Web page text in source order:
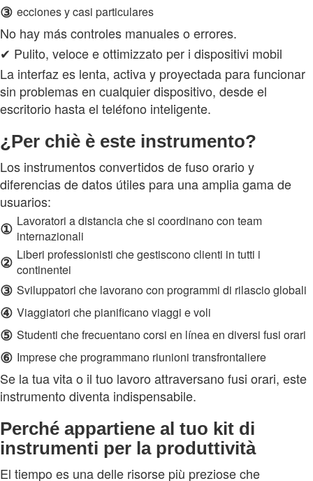
③ ecciones y casi particulares
No hay más controles manuales o errores.
✔ Pulito, veloce e ottimizzato per i dispositivi mobil
La interfaz es lenta, activa y proyectada para funcionar
sin problemas en cualquier dispositivo, desde el
escritorio hasta el teléfono inteligente.
¿Per chiè è este instrumento?
Los instrumentos convertidos de fuso orario y
diferencias de datos útiles para una amplia gama de
usuarios:
① Lavoratori a distancia che si coordinano con team
internazionali
② Liberi professionisti che gestiscono clienti in tutti i
continentei
③ Sviluppatori che lavorano con programmi di rilascio globali
④ Viaggiatori che pianificano viaggi e voli
⑤ Studenti che frecuentano corsi en línea en diversi fusi orari
⑥ Imprese che programmano riunioni transfrontaliere
Se la tua vita o il tuo lavoro attraversano fusi orari, este
instrumento diventa indispensabile.
Perché appartiene al tuo kit di
instrumenti per la produttività
El tiempo es una delle risorse più preziose che